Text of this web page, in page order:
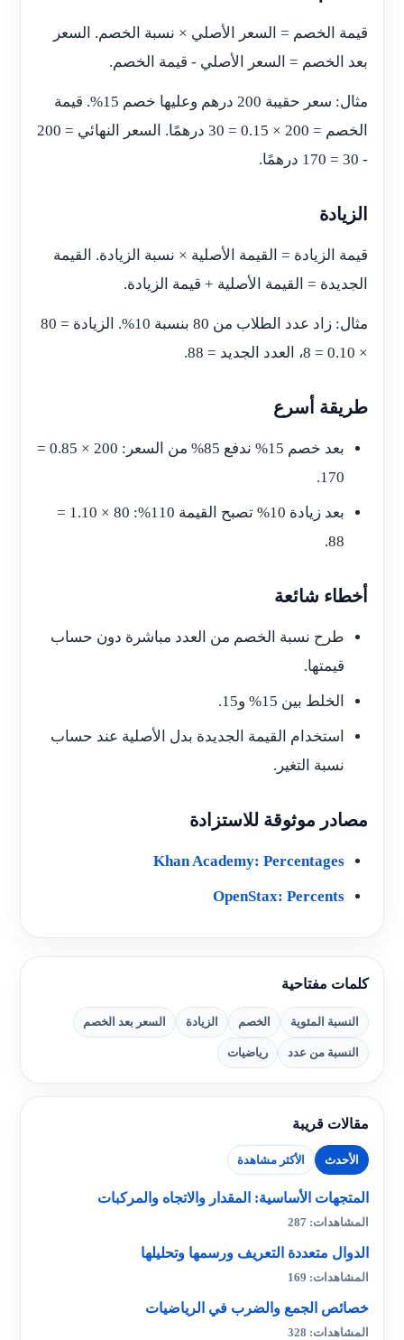
قيمة الخصم = السعر الأصلي × نسبة الخصم. السعر
بعد الخصم = السعر الأصلي - قيمة الخصم.
مثال: سعر حقيبة 200 درهم وعليها خصم 15%. قيمة
الخصم = 200 × 0.15 = 30 درهمًا. السعر النهائي = 200
- 30 = 170 درهمًا.
الزيادة
قيمة الزيادة = القيمة الأصلية × نسبة الزيادة. القيمة
الجديدة = القيمة الأصلية + قيمة الزيادة.
مثال: زاد عدد الطلاب من 80 بنسبة 10%. الزيادة = 80
× 0.10 = 8، العدد الجديد = 88.
طريقة أسرع
بعد خصم 15% ندفع 85% من السعر: 200 × 0.85 =
170.
بعد زيادة 10% تصبح القيمة 110%: 80 × 1.10 =
88.
أخطاء شائعة
طرح نسبة الخصم من العدد مباشرة دون حساب
قيمتها.
الخلط بين 15% و15.
استخدام القيمة الجديدة بدل الأصلية عند حساب
نسبة التغير.
مصادر موثوقة للاستزادة
Khan Academy: Percentages
OpenStax: Percents
كلمات مفتاحية
النسبة المئوية الخصم الزيادة السعر بعد الخصم
النسبة من عدد رياضيات
مقالات قريبة
الأحدث الأكثر مشاهدة
المتجهات الأساسية: المقدار والاتجاه والمركبات
المشاهدات: 287
الدوال متعددة التعريف ورسمها وتحليلها
المشاهدات: 169
خصائص الجمع والضرب في الرياضيات
المشاهدات: 328